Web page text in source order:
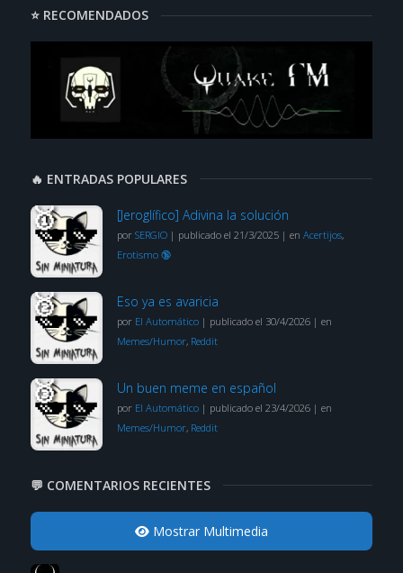
⭐ RECOMENDADOS
🔥 ENTRADAS POPULARES
[Jeroglífico] Adivina la solución
por SERGIO| publicado el 21/3/2025| en Acertijos,
Erotismo 🔞
Eso ya es avaricia
por El Automático| publicado el 30/4/2026| en
Memes/Humor, Reddit
Un buen meme en español
por El Automático| publicado el 23/4/2026| en
Memes/Humor, Reddit
💬 COMENTARIOS RECIENTES
Mostrar Multimedia